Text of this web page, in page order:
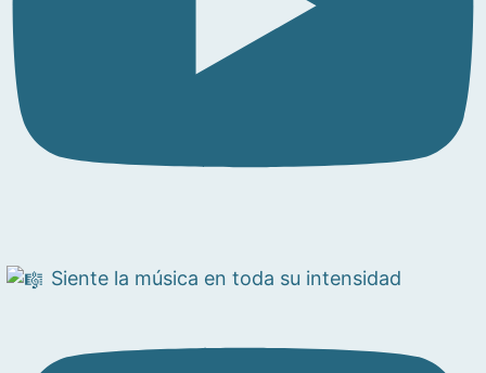
Siente la música en toda su intensidad